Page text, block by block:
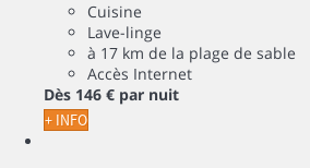
Cuisine
Lave-linge
à 17 km de la plage de sable
Accès Internet
Dès 146 € par nuit
+ INFO